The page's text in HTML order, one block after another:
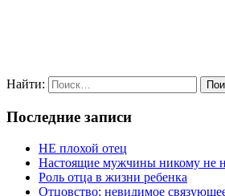
Найти:
Последние записи
НЕ плохой отец
Настоящие мужчины никому
Роль отца в жизни ребенка
Отцовство: невидимое